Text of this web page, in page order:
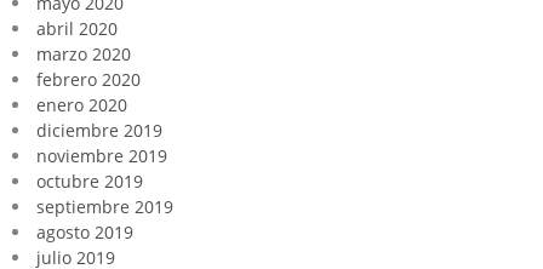
abril 2020
marzo 2020
febrero 2020
enero 2020
diciembre 2019
noviembre 2019
octubre 2019
septiembre 2019
agosto 2019
julio 2019